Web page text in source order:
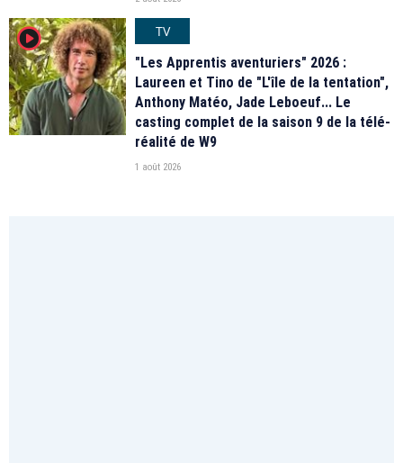
player2
TV
"Les Apprentis aventuriers" 2026 :
Laureen et Tino de "L'île de la tentation",
Anthony Matéo, Jade Leboeuf... Le
casting complet de la saison 9 de la télé-
réalité de W9
1 août 2026